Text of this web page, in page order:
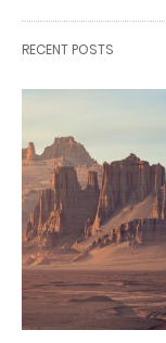
RECENT POSTS